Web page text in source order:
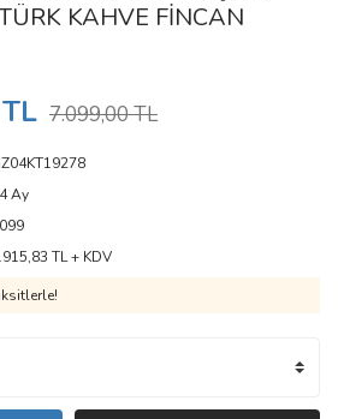
KAHVE FİNCAN
7.099,00 TL
Ay
TL + KDV